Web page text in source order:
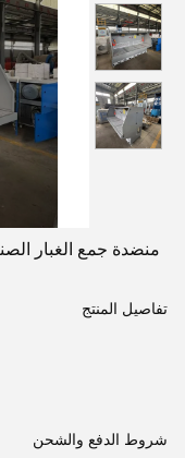
منضدة جمع الغبار
تفاصيل المنتج
شروط الدفع والشحن